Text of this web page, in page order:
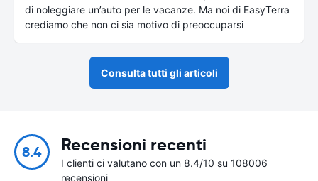
di noleggiare un’auto per le vacanze. Ma noi di EasyTerra
crediamo che non ci sia motivo di preoccuparsi
Consulta tutti gli articoli
8.4 Recensioni recenti
I clienti ci valutano con un 8.4/10 su 108006
recensioni